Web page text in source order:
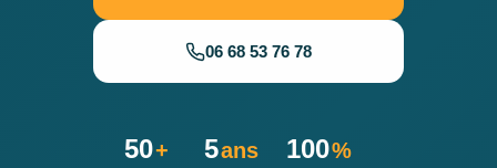
06 68 53 76 78
50+ 5ans 100%